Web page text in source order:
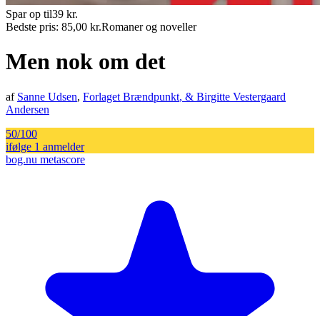
Spar op til39 kr.
Bedste pris: 85,00 kr.Romaner og noveller
Men nok om det
af Sanne Udsen, Forlaget Brændpunkt, & Birgitte Vestergaard
Andersen
50/100
ifølge 1 anmelder
bog.nu metascore